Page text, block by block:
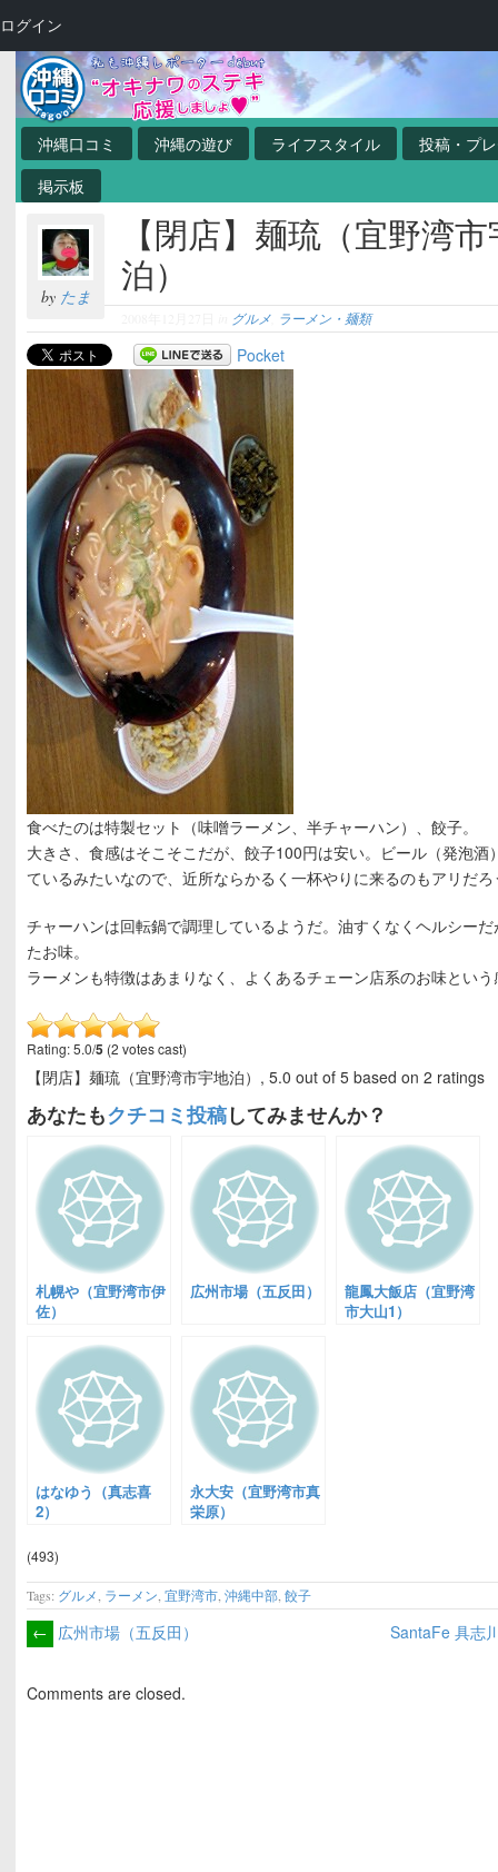
沖縄口コミ 沖縄の遊び ライフスタイル
投稿・プ
掲示板
by たま
【閉店】麺琉（宜野湾
泊）
グルメ ラーメン・麺類
Pocket
食べたのは特製セット（味噌ラーメン、半チャーハン）、餃子。
大きさ、食感はそこそこだが、餃子100円は安い。ビール（発泡酒
ているみたいなので、近所ならかるく一杯やりに来るのもアリだ
チャーハンは回転鍋で調理しているようだ。油すくなくヘルシー
たお味。
ラーメンも特徴はあまりなく、よくあるチェーン店系のお味とい
Rating: 5.0/5 (2 votes cast)
【閉店】麺琉（宜野湾市宇地泊） ,5.0 out of5 based on2 ratings
あなたもクチコミ投稿してみませんか？
札幌や（宜野湾市伊
佐）
広州市場（五反田）
龍鳳大飯店（宜野湾
市大山1）
はなゆう（真志喜
2）
永大安（宜野湾市真
栄原）
(493)
Tags: グルメ ラーメン ,宜野湾市 ,沖縄中部 ,餃子
← 広州市場（五反田） SantaFe 具志
Comments are closed.
ログイン